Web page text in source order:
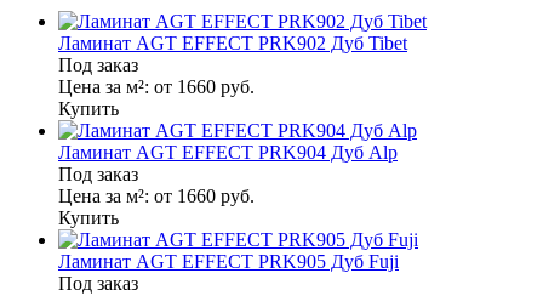
Ламинат AGT EFFECT PRK902 Дуб Tibet
Под заказ
Цена за м²: от 1660 руб.
Купить
Ламинат AGT EFFECT PRK904 Дуб Alp
Под заказ
Цена за м²: от 1660 руб.
Купить
Ламинат AGT EFFECT PRK905 Дуб Fuji
Под заказ